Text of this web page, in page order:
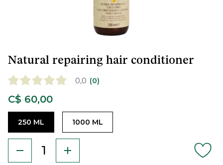
Natural repairing hair conditioner
0,0 (0)
C$ 60,00
250 ML 1000 ML